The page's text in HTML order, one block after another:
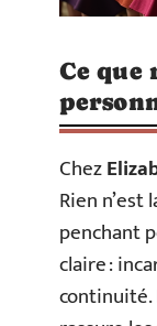
Ce que
Chez
Rien n’est
penchant
claire :
continuité.